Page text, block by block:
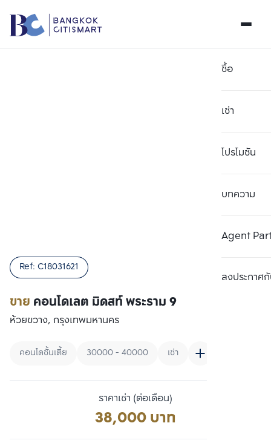
ซื้อ
เช่า
โปรโมชัน
บทความ
Agent
ลงประกาศกั
ขาย คอนโดเลต มิดสท์ พระราม 9
Ref: C18031621
ห้วยขวาง, กรุงเทพมหานคร
คอนโดชั้นเตี้ย 30000 - 40000 เช่า
ราคาเช่า (ต่อเดือน)
38,000 บาท